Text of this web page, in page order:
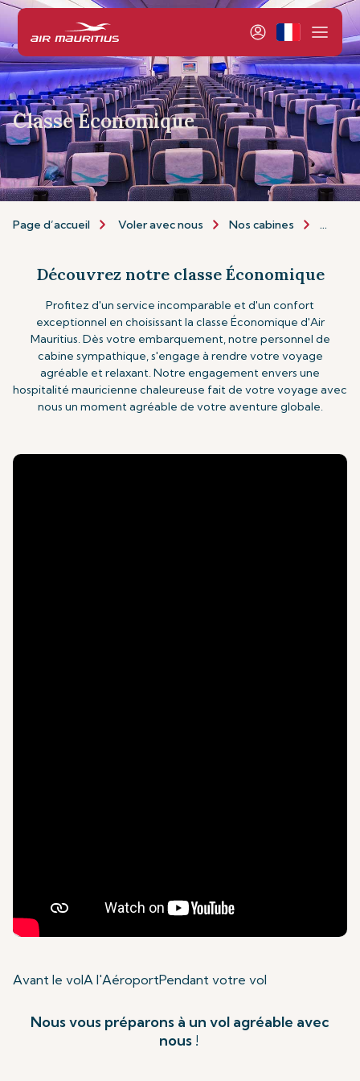
Classe Économique
Page d’accueil Voler avec nous Nos cabines Classe
Découvrez notre classe Économique
Profitez d'un service incomparable et d'un confort
exceptionnel en choisissant la classe Économique d'Air
Mauritius. Dès votre embarquement, notre personnel de
cabine sympathique, s'engage à rendre votre voyage
agréable et relaxant. Notre engagement envers une
hospitalité mauricienne chaleureuse fait de votre voyage avec
nous un moment agréable de votre aventure globale.
Avant le volA l'AéroportPendant votre vol
Nous vous préparons à un vol agréable avec
nous !